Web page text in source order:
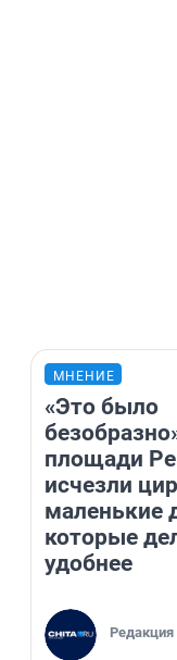
МНЕНИЕ
«Это было
площади
исчезли
маленькие
которые
удобнее
Редакция